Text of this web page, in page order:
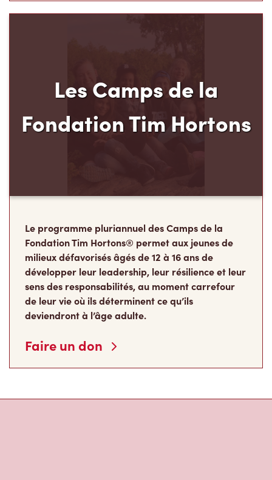
Les Camps de la
Fondation Tim Hortons
Le programme pluriannuel des Camps de la
Fondation Tim Hortons® permet aux jeunes de
milieux défavorisés âgés de 12 à 16 ans de
développer leur leadership, leur résilience et leur
sens des responsabilités, au moment carrefour
de leur vie où ils déterminent ce qu’ils
deviendront à l’âge adulte.
Faire un don